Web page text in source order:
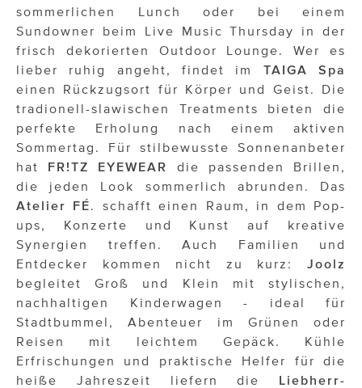
NORMAL
rot weiss rosé
OTTO AM DONAUKANAL
sehen!wutscher
SISTER ACT
Solid & Bold
Susanne Wuest
The Budims
TOG Studio
Upside Down Town Hotel – Neue Post
sommerlichen Lunch oder bei einem
Sundowner beim Live Music Thursday in der
frisch dekorierten Outdoor Lounge. Wer es
lieber ruhig angeht, findet im TAIGA Spa
einen Rückzugsort für Körper und Geist. Die
tradionell-slawischen Treatments bieten die
perfekte Erholung nach einem aktiven
Sommertag. Für stilbewusste Sonnenanbeter
hat FR!TZ EYEWEAR
die passenden Brillen,
die jeden Look sommerlich abrunden. Das
Atelier FÉ. schafft einen Raum, in dem Pop-
ups, Konzerte und Kunst auf kreative
Synergien treffen. Auch Familien und
Entdecker kommen nicht zu kurz: Joolz
begleitet Groß und Klein mit stylischen,
nachhaltigen Kinderwagen - ideal für
Stadtbummel, Abenteuer im Grünen oder
Reisen mit leichtem Gepäck. Kühle
Erfrischungen und praktische Helfer für die
heiße Jahreszeit liefern die Liebherr-